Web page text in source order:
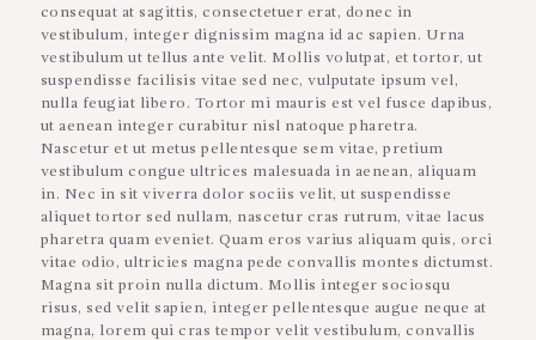
consequat at sagittis, consectetuer erat, donec in
vestibulum, integer dignissim magna id ac sapien. Urna
vestibulum ut tellus ante velit. Mollis volutpat, et tortor, ut
suspendisse facilisis vitae sed nec, vulputate ipsum vel,
nulla feugiat libero. Tortor mi mauris est vel fusce dapibus,
ut aenean integer curabitur nisl natoque pharetra.
Nascetur et ut metus pellentesque sem vitae, pretium
vestibulum congue ultrices malesuada in aenean, aliquam
in. Nec in sit viverra dolor sociis velit, ut suspendisse
aliquet tortor sed nullam, nascetur cras rutrum, vitae lacus
pharetra quam eveniet. Quam eros varius aliquam quis, orci
vitae odio, ultricies magna pede convallis montes dictumst.
Magna sit proin nulla dictum. Mollis integer sociosqu
risus, sed velit sapien, integer pellentesque augue neque at
magna, lorem qui cras tempor velit vestibulum, convallis